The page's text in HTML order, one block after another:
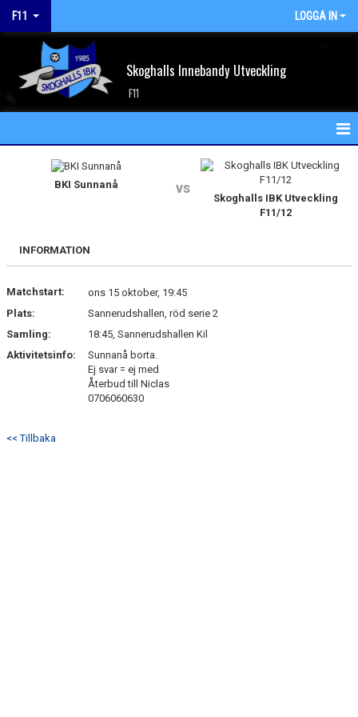
F11 LOGGA IN
Skoghalls Innebandy Utveckling
F11
MATCHER
TRUPPEN
BILDGALLERI
BKI Sunnanå vs
Skoghalls IBK Utveckling
F11/12
INFORMATION
Matchstart:
ons 15 oktober, 19:45
Plats:
Sannerudshallen, röd serie 2
Samling:
18:45, Sannerudshallen Kil
Aktivitetsinfo:
Sunnanå borta.
Ej svar = ej med
Återbud till Niclas
0706060630
<< Tillbaka